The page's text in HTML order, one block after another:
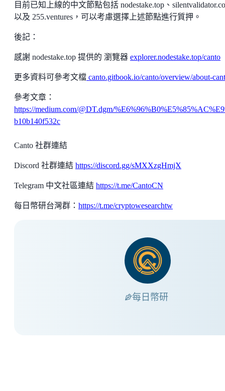
目前已知上線的中文節點包括 nodestake.top、
以及 255.ventures，可以考慮選擇上述節點進行質押。
後記：
感謝 nodestake.top 提供的 瀏覽器 explorer.nodestake.top/canto
更多資料可參考文檔 canto.gitbook.io/canto/overview/about-
參考文章：
https://medium.com/@DT.dgm/
b10b140f532c
Canto 社群連結
Discord 社群連結 https://discord.gg/sMXXzgHmjX
Telegram 中文社區連結 https://t.me/CantoCN
每日幣研台灣群： https://t.me/cryptowesearchtw
每日幣研